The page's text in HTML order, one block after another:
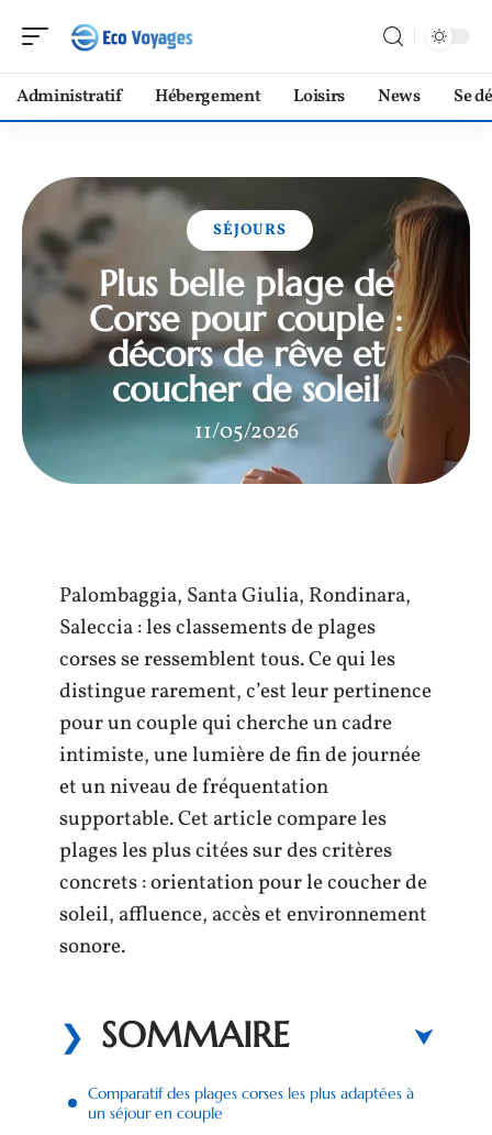
Administratif Hébergement Loisirs News Se
SÉJOURS
Plus belle plage de
Corse pour couple :
décors de rêve et
coucher de soleil
11/05/2026
Palombaggia, Santa Giulia, Rondinara,
Saleccia : les classements de plages
corses se ressemblent tous. Ce qui les
distingue rarement, c’est leur pertinence
pour un couple qui cherche un cadre
intimiste, une lumière de fin de journée
et un niveau de fréquentation
supportable. Cet article compare les
plages les plus citées sur des critères
concrets : orientation pour le coucher de
soleil, affluence, accès et environnement
sonore.
SOMMAIRE
Comparatif des plages corses les plus adaptées à
un séjour en couple